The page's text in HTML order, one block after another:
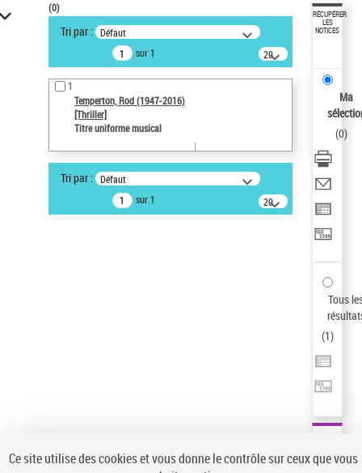
VOTRE RECHERCHE
Recherche avancée dans les
notices d’autorité
Œuvres liées à l'auteur :
Temperton, Rod (1947-2016)
Auteur d’œuvre
Type de notice d'autorité
(0)
Tri par : Défaut
sur 1
20
résultats/page
1
Temperton, Rod (1947-2016)
[Thriller]
Titre uniforme musical
Tri par : Défaut
sur 1
20
résultats/page
RÉCUPÉRER
LES
NOTICES
Ma
(0)
Tous
(1)
Ce site utilise des cookies et vous donne le contrôle sur ceux que vous